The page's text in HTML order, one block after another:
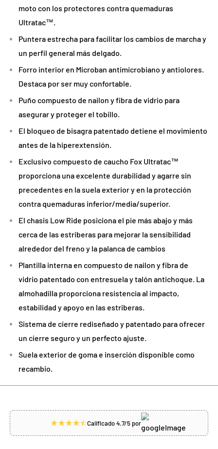
moto con los protectores contra quemaduras
Ultratac™.
Puntera estrecha para facilitar los cambios de marcha y
un perfil general más delgado.
Forro interior en Microban antimicrobiano y antiolores.
Destaca por ser muy confortable.
Puño compuesto de nailon y fibra de vidrio para
asegurar y proteger el tobillo.
El bloqueo de bisagra patentado detiene el movimiento
antes de la hiperextensión.
Exclusivo compuesto de caucho Fox Ultratac™
proporciona una excelente durabilidad y agarre sin
precedentes en la suela exterior y en la protección
contra quemaduras inferior/media/superior.
El chasis Low Ride posiciona el pie más abajo y más
cerca de las estriberas para mejorar la sensibilidad
alrededor del freno y la palanca de cambios
Plantilla interna en compuesto de nailon y fibra de
vidrio patentado con entresuela y talón antichoque. La
almohadilla proporciona resistencia al impacto,
estabilidad y apoyo en las estriberas.
Sistema de cierre rediseñado y patentado para ofrecer
un cierre seguro y un perfecto ajuste.
Suela exterior de goma e inserción disponible como
recambio.
Calificado 4.7/5 por